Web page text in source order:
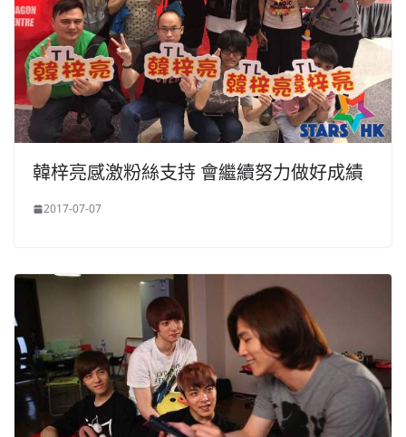
韓梓亮感激粉絲支持 會繼續努力做好成績
2017-07-07